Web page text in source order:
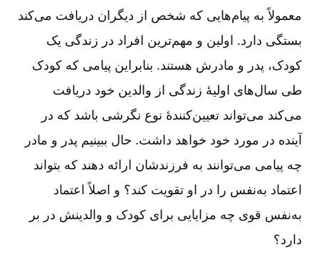
معمولاً به پیام‌هایی که شخص از دیگران دریافت می‌کند
بستگی دارد. اولین و مهم‌ترین افراد در زندگی یک
کودک، پدر و مادرش هستند. بنابراین پیامی که کودک
طی سال‌های اولیۀ زندگی از والدین خود دریافت
می‌کند می‌تواند تعیین‌کنندۀ نوع نگرشی باشد که در
آینده در مورد خود خواهد داشت. حال ببینیم پدر و مادر
چه پیامی می‌توانند به فرزندشان ارائه دهند که بتواند
اعتماد به‌نفس را در او تقویت کند؟ و اصلاً اعتماد
به‌نفس قوی چه مزایایی برای کودک و والدینش در بر
دارد؟